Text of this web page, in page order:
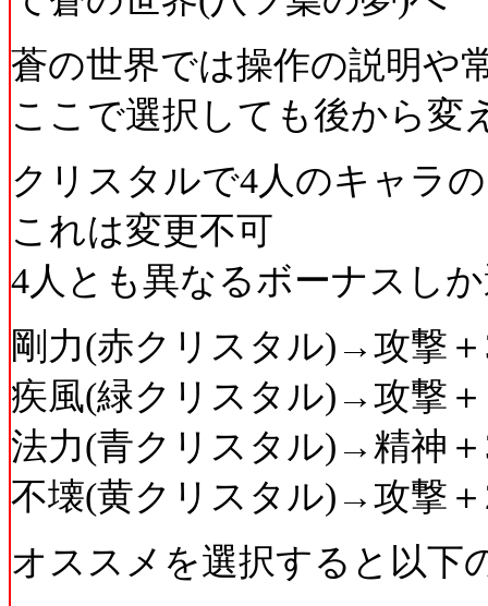
蒼の世界では操作の説明や
ここで選択しても後から変
クリスタルで4人のキャラ
これは変更不可
4人とも異なるボーナスし
剛力(赤クリスタル)→攻撃
疾風(緑クリスタル)→攻撃＋
法力(青クリスタル)→精神＋
不壊(黄クリスタル)→攻撃＋
オススメを選択すると以下